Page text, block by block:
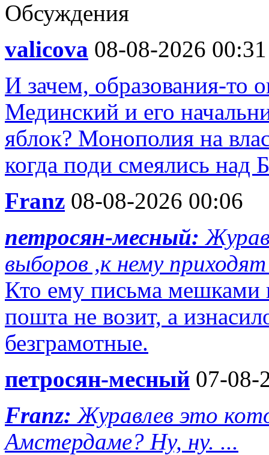
Обсуждения
valicova 08-08-2026 00:31
И зачем, образования-то
Мединский и его
яблок? Монополия на
когда поди смеялись над
Franz 08-08-2026 00:06
петросян-месный:
выборов ,к нему
Кто ему письма мешками
пошта не возит, а
безграмотные.
петросян-месный 07-08-
Franz: Журавлев это
Амстердаме? Ну, ну. ...